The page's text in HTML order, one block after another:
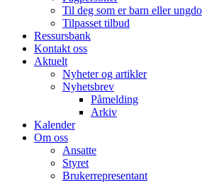
Til deg som er barn eller
Tilpasset tilbud
Ressursbank
Kontakt oss
Aktuelt
Nyheter og artikler
Nyhetsbrev
Påmelding
Arkiv
Kalender
Om oss
Ansatte
Styret
Brukerrepresentant